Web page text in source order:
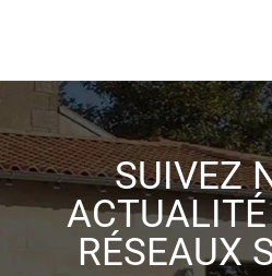
SUIVEZ
RÉSEAUX